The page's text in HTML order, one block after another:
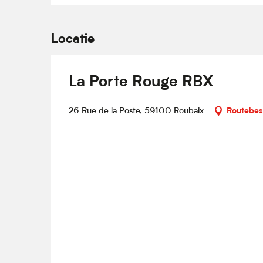
Locatie
La Porte Rouge RBX
26 Rue de la Poste, 59100 Roubaix